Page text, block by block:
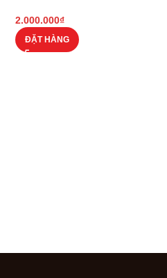
2.000.000₫
ĐẶT HÀNG